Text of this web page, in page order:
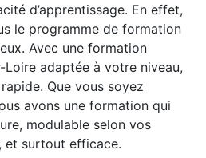
d’apprentissage. En effet,
le programme de formation
Avec une formation
Loire adaptée à votre niveau,
Que vous soyez
avons une formation qui
modulable selon vos
et surtout efficace.